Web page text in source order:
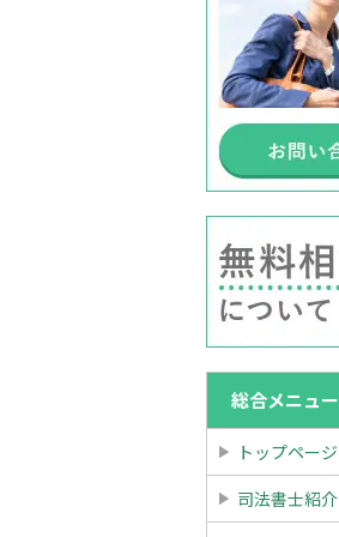
総合メニュー
トップページ
司法書士紹介